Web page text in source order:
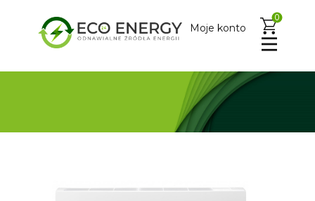
0
Moje konto